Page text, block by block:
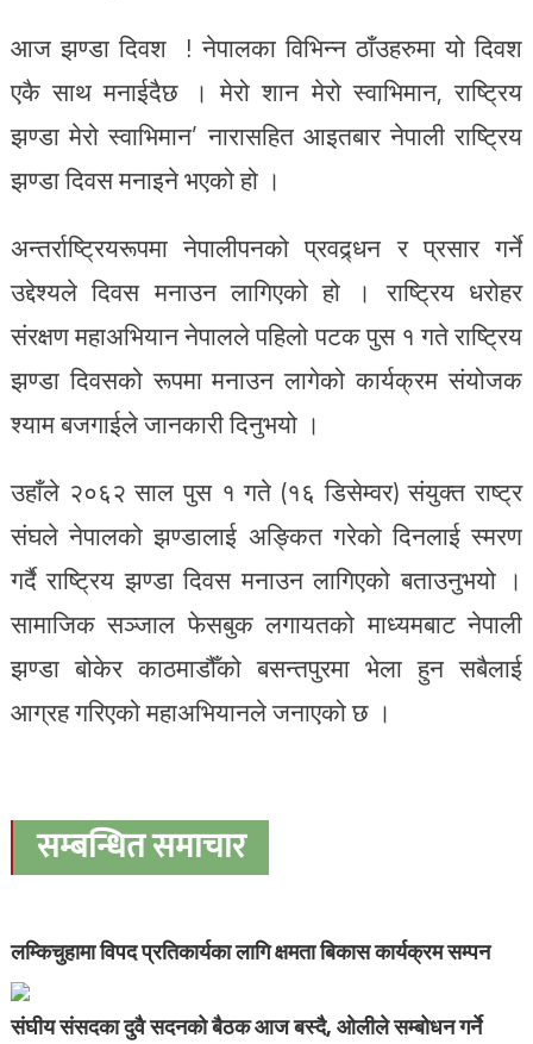
आज झण्डा दिवश ! नेपालका विभिन्न ठाँउहरुमा यो दिवश
एकै साथ मनाईदैछ । मेरो शान मेरो स्वाभिमान, राष्ट्रिय
झण्डा मेरो स्वाभिमान’ नारासहित आइतबार नेपाली राष्ट्रिय
झण्डा दिवस मनाइने भएको हो ।
अन्तर्राष्ट्रियरूपमा नेपालीपनको प्रवद्र्धन र प्रसार गर्ने
उद्देश्यले दिवस मनाउन लागिएको हो । राष्ट्रिय धरोहर
संरक्षण महाअभियान नेपालले पहिलो पटक पुस १ गते राष्ट्रिय
झण्डा दिवसको रूपमा मनाउन लागेको कार्यक्रम संयोजक
श्याम बजगाईले जानकारी दिनुभयो ।
उहाँले २०६२ साल पुस १ गते (१६ डिसेम्वर) संयुक्त राष्ट्र
संघले नेपालको झण्डालाई अङ्कित गरेको दिनलाई स्मरण
गर्दै राष्ट्रिय झण्डा दिवस मनाउन लागिएको बताउनुभयो ।
सामाजिक सञ्जाल फेसबुक लगायतको माध्यमबाट नेपाली
झण्डा बोकेर काठमाडौँको बसन्तपुरमा भेला हुन सबैलाई
आग्रह गरिएको महाअभियानले जनाएको छ ।
सम्बन्धित समाचार
लम्किचुहामा विपद प्रतिकार्यका लागि क्षमता बिकास कार्यक्रम सम्पन
संघीय संसदका दुवै सदनको बैठक आज बस्दै, ओलीले सम्बोधन गर्ने